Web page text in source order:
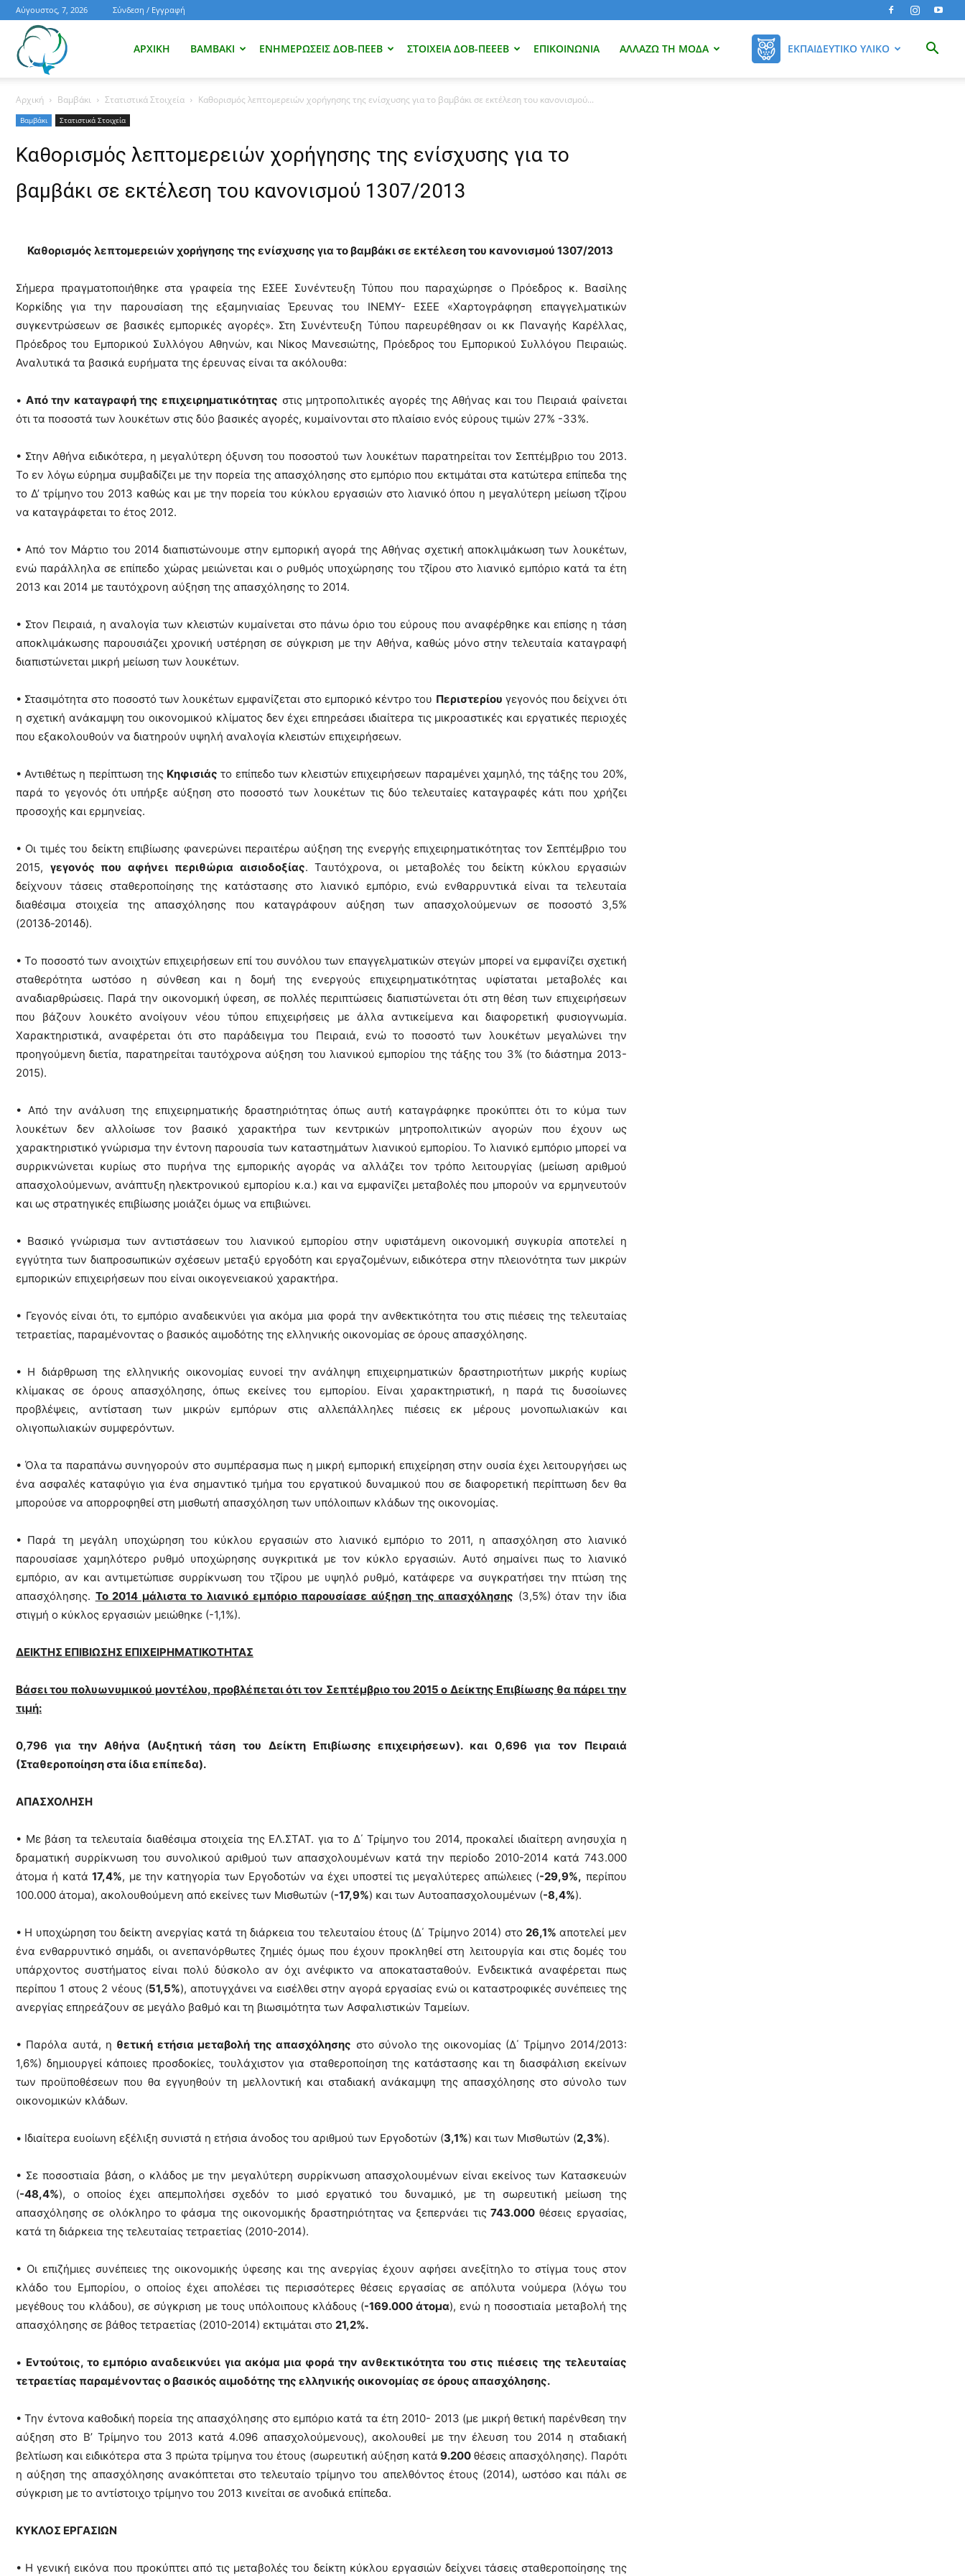
Αύγουστος, 7, 2026 Σύνδεση / Εγγραφή
για
το
νέα
το
ελληνικό
βαμβάκι.
ΑΡΧΙΚΉ ΒΑΜΒΆΚΙ ΕΝΗΜΕΡΏΣΕΙΣ ΔΟΒ-ΠΕΕΒ ΣΤΟΙΧΕΊΑ ΔΟΒ-ΠΕΕΕΒ ΕΠΙΚΟΙΝΩΝΊΑ ΑΛΛΆΖΩ ΤΗ ΜΌΔΑ ΕΚΠΑΙΔΕΥΤΙΚΌ ΥΛΙΚΌ
Αρχική Βαμβάκι Στατιστικά Στοιχεία Καθορισμός λεπτομερειών χορήγησης της ενίσχυσης για το βαμβάκι σε εκτέλεση του κανονισμού...
Βαμβάκι Στατιστικά Στοιχεία
Καθορισμός λεπτομερειών χορήγησης της ενίσχυσης για το
βαμβάκι σε εκτέλεση του κανονισμού 1307/2013
Καθορισμός λεπτομερειών χορήγησης της ενίσχυσης για το βαμβάκι σε εκτέλεση του κανονισμού 1307/2013
Σήμερα πραγματοποιήθηκε στα γραφεία της ΕΣΕΕ Συνέντευξη Τύπου που παραχώρησε ο Πρόεδρος κ. Βασίλης
Κορκίδης για την παρουσίαση της εξαμηνιαίας Έρευνας του ΙΝΕΜΥ- ΕΣΕΕ «Χαρτογράφηση επαγγελματικών
συγκεντρώσεων σε βασικές εμπορικές αγορές». Στη Συνέντευξη Τύπου παρευρέθησαν οι κκ Παναγής Καρέλλας,
Πρόεδρος του Εμπορικού Συλλόγου Αθηνών, και Νίκος Μανεσιώτης, Πρόεδρος του Εμπορικού Συλλόγου Πειραιώς.
Αναλυτικά τα βασικά ευρήματα της έρευνας είναι τα ακόλουθα:
• Από την καταγραφή της επιχειρηματικότητας στις μητροπολιτικές αγορές της Αθήνας και του Πειραιά φαίνεται
ότι τα ποσοστά των λουκέτων στις δύο βασικές αγορές, κυμαίνονται στο πλαίσιο ενός εύρους τιμών 27% -33%.
• Στην Αθήνα ειδικότερα, η μεγαλύτερη όξυνση του ποσοστού των λουκέτων παρατηρείται τον Σεπτέμβριο του 2013.
Το εν λόγω εύρημα συμβαδίζει με την πορεία της απασχόλησης στο εμπόριο που εκτιμάται στα κατώτερα επίπεδα της
το Δ’ τρίμηνο του 2013 καθώς και με την πορεία του κύκλου εργασιών στο λιανικό όπου η μεγαλύτερη μείωση τζίρου
να καταγράφεται το έτος 2012.
• Από τον Μάρτιο του 2014 διαπιστώνουμε στην εμπορική αγορά της Αθήνας σχετική αποκλιμάκωση των λουκέτων,
ενώ παράλληλα σε επίπεδo χώρας μειώνεται και ο ρυθμός υποχώρησης του τζίρου στο λιανικό εμπόριο κατά τα έτη
2013 και 2014 με ταυτόχρονη αύξηση της απασχόλησης το 2014.
• Στον Πειραιά, η αναλογία των κλειστών κυμαίνεται στο πάνω όριο του εύρους που αναφέρθηκε και επίσης η τάση
αποκλιμάκωσης παρουσιάζει χρονική υστέρηση σε σύγκριση με την Αθήνα, καθώς μόνο στην τελευταία καταγραφή
διαπιστώνεται μικρή μείωση των λουκέτων.
• Στασιμότητα στο ποσοστό των λουκέτων εμφανίζεται στο εμπορικό κέντρο του Περιστερίου γεγονός που δείχνει ότι
η σχετική ανάκαμψη του οικονομικού κλίματος δεν έχει επηρεάσει ιδιαίτερα τις μικροαστικές και εργατικές περιοχές
που εξακολουθούν να διατηρούν υψηλή αναλογία κλειστών επιχειρήσεων.
• Αντιθέτως η περίπτωση της Κηφισιάς το επίπεδο των κλειστών επιχειρήσεων παραμένει χαμηλό, της τάξης του 20%,
παρά το γεγονός ότι υπήρξε αύξηση στο ποσοστό των λουκέτων τις δύο τελευταίες καταγραφές κάτι που χρήζει
προσοχής και ερμηνείας.
• Οι τιμές του δείκτη επιβίωσης φανερώνει περαιτέρω αύξηση της ενεργής επιχειρηματικότητας τον Σεπτέμβριο του
2015, γεγονός που αφήνει περιθώρια αισιοδοξίας. Ταυτόχρονα, οι μεταβολές του δείκτη κύκλου εργασιών
δείχνουν τάσεις σταθεροποίησης της κατάστασης στο λιανικό εμπόριο, ενώ ενθαρρυντικά είναι τα τελευταία
διαθέσιμα στοιχεία της απασχόλησης που καταγράφουν αύξηση των απασχολούμενων σε ποσοστό 3,5%
(2013δ-2014δ).
• Το ποσοστό των ανοιχτών επιχειρήσεων επί του συνόλου των επαγγελματικών στεγών μπορεί να εμφανίζει σχετική
σταθερότητα ωστόσο η σύνθεση και η δομή της ενεργoύς επιχειρηματικότητας υφίσταται μεταβολές και
αναδιαρθρώσεις. Παρά την οικονομική ύφεση, σε πολλές περιπτώσεις διαπιστώνεται ότι στη θέση των επιχειρήσεων
που βάζουν λουκέτο ανοίγουν νέου τύπου επιχειρήσεις με άλλα αντικείμενα και διαφορετική φυσιογνωμία.
Χαρακτηριστικά, αναφέρεται ότι στο παράδειγμα του Πειραιά, ενώ το ποσοστό των λουκέτων μεγαλώνει την
προηγούμενη διετία, παρατηρείται ταυτόχρονα αύξηση του λιανικού εμπορίου της τάξης του 3% (το διάστημα 2013-
2015).
• Από την ανάλυση της επιχειρηματικής δραστηριότητας όπως αυτή καταγράφηκε προκύπτει ότι το κύμα των
λουκέτων δεν αλλοίωσε τον βασικό χαρακτήρα των κεντρικών μητροπολιτικών αγορών που έχουν ως
χαρακτηριστικό γνώρισμα την έντονη παρουσία των καταστημάτων λιανικού εμπορίου. Το λιανικό εμπόριο μπορεί να
συρρικνώνεται κυρίως στο πυρήνα της εμπορικής αγοράς να αλλάζει τον τρόπο λειτουργίας (μείωση αριθμού
απασχολούμενων, ανάπτυξη ηλεκτρονικού εμπορίου κ.α.) και να εμφανίζει μεταβολές που μπορούν να ερμηνευτούν
και ως στρατηγικές επιβίωσης μοιάζει όμως να επιβιώνει.
• Βασικό γνώρισμα των αντιστάσεων του λιανικού εμπορίου στην υφιστάμενη οικονομική συγκυρία αποτελεί η
εγγύτητα των διαπροσωπικών σχέσεων μεταξύ εργοδότη και εργαζομένων, ειδικότερα στην πλειονότητα των μικρών
εμπορικών επιχειρήσεων που είναι οικογενειακού χαρακτήρα.
• Γεγονός είναι ότι, το εμπόριο αναδεικνύει για ακόμα μια φορά την ανθεκτικότητα του στις πιέσεις της τελευταίας
τετραετίας, παραμένοντας ο βασικός αιμοδότης της ελληνικής οικονομίας σε όρους απασχόλησης.
• Η διάρθρωση της ελληνικής οικονομίας ευνοεί την ανάληψη επιχειρηματικών δραστηριοτήτων μικρής κυρίως
κλίμακας σε όρους απασχόλησης, όπως εκείνες του εμπορίου. Είναι χαρακτηριστική, η παρά τις δυσοίωνες
προβλέψεις, αντίσταση των μικρών εμπόρων στις αλλεπάλληλες πιέσεις εκ μέρους μονοπωλιακών και
ολιγοπωλιακών συμφερόντων.
• Όλα τα παραπάνω συνηγορούν στο συμπέρασμα πως η μικρή εμπορική επιχείρηση στην ουσία έχει λειτουργήσει ως
ένα ασφαλές καταφύγιο για ένα σημαντικό τμήμα του εργατικού δυναμικού που σε διαφορετική περίπτωση δεν θα
μπορούσε να απορροφηθεί στη μισθωτή απασχόληση των υπόλοιπων κλάδων της οικονομίας.
• Παρά τη μεγάλη υποχώρηση του κύκλου εργασιών στο λιανικό εμπόριο το 2011, η απασχόληση στο λιανικό
παρουσίασε χαμηλότερο ρυθμό υποχώρησης συγκριτικά με τον κύκλο εργασιών. Αυτό σημαίνει πως το λιανικό
εμπόριο, αν και αντιμετώπισε συρρίκνωση του τζίρου με υψηλό ρυθμό, κατάφερε να συγκρατήσει την πτώση της
απασχόλησης. Το 2014 μάλιστα το λιανικό εμπόριο παρουσίασε αύξηση της απασχόλησης (3,5%) όταν την ίδια
στιγμή ο κύκλος εργασιών μειώθηκε (-1,1%).
ΔΕΙΚΤΗΣ ΕΠΙΒΙΩΣΗΣ ΕΠΙΧΕΙΡΗΜΑΤΙΚΟΤΗΤΑΣ
Βάσει του πολυωνυμικού μοντέλου, προβλέπεται ότι τον Σεπτέμβριο του 2015 ο Δείκτης Επιβίωσης θα πάρει την
τιμή:
0,796 για την Αθήνα (Αυξητική τάση του Δείκτη Επιβίωσης επιχειρήσεων). και 0,696 για τον Πειραιά
(Σταθεροποίηση στα ίδια επίπεδα).
ΑΠΑΣΧΟΛΗΣΗ
• Με βάση τα τελευταία διαθέσιμα στοιχεία της ΕΛ.ΣΤΑΤ. για το Δ΄ Τρίμηνο του 2014, προκαλεί ιδιαίτερη ανησυχία η
δραματική συρρίκνωση του συνολικού αριθμού των απασχολουμένων κατά την περίοδο 2010-2014 κατά 743.000
άτομα ή κατά17,4%, με την κατηγορία των Εργοδοτών να έχει υποστεί τις μεγαλύτερες απώλειες (-29,9%, περίπου
100.000 άτομα), ακολουθούμενη από εκείνες των Μισθωτών (-17,9%) και των Αυτοαπασχολουμένων (-8,4%).
• Η υποχώρηση του δείκτη ανεργίας κατά τη διάρκεια του τελευταίου έτους (Δ΄ Τρίμηνο 2014) στο 26,1% αποτελεί μεν
ένα ενθαρρυντικό σημάδι, οι ανεπανόρθωτες ζημιές όμως που έχουν προκληθεί στη λειτουργία και στις δομές του
υπάρχοντος συστήματος είναι πολύ δύσκολο αν όχι ανέφικτο να αποκατασταθούν. Ενδεικτικά αναφέρεται πως
περίπου 1 στους 2 νέους (51,5%), αποτυγχάνει να εισέλθει στην αγορά εργασίας ενώ οι καταστροφικές συνέπειες της
ανεργίας επηρεάζουν σε μεγάλο βαθμό και τη βιωσιμότητα των Ασφαλιστικών Ταμείων.
• Παρόλα αυτά, η θετική ετήσια μεταβολή της απασχόλησης στο σύνολο της οικονομίας (Δ΄ Τρίμηνο 2014/2013:
1,6%) δημιουργεί κάποιες προσδοκίες, τουλάχιστον για σταθεροποίηση της κατάστασης και τη διασφάλιση εκείνων
των προϋποθέσεων που θα εγγυηθούν τη μελλοντική και σταδιακή ανάκαμψη της απασχόλησης στο σύνολο των
οικονομικών κλάδων.
• Ιδιαίτερα ευοίωνη εξέλιξη συνιστά η ετήσια άνοδος του αριθμού των Εργοδοτών (3,1%) και των Μισθωτών (2,3%).
• Σε ποσοστιαία βάση, ο κλάδος με την μεγαλύτερη συρρίκνωση απασχολουμένων είναι εκείνος των Κατασκευών
(-48,4%), ο οποίος έχει απεμπολήσει σχεδόν το μισό εργατικό του δυναμικό, με τη σωρευτική μείωση της
απασχόλησης σε ολόκληρο το φάσμα της οικονομικής δραστηριότητας να ξεπερνάει τις743.000θέσεις εργασίας,
κατά τη διάρκεια της τελευταίας τετραετίας (2010-2014).
• Οι επιζήμιες συνέπειες της οικονομικής ύφεσης και της ανεργίας έχουν αφήσει ανεξίτηλο το στίγμα τους στον
κλάδο του Εμπορίου, ο οποίος έχει απολέσει τις περισσότερες θέσεις εργασίας σε απόλυτα νούμερα (λόγω του
μεγέθους του κλάδου), σε σύγκριση με τους υπόλοιπους κλάδους (-169.000 άτομα), ενώ η ποσοστιαία μεταβολή της
απασχόλησης σε βάθος τετραετίας (2010-2014) εκτιμάται στο 21,2%.
• Εντούτοις, το εμπόριο αναδεικνύει για ακόμα μια φορά την ανθεκτικότητα του στις πιέσεις της τελευταίας
τετραετίας παραμένοντας ο βασικός αιμοδότης της ελληνικής οικονομίας σε όρους απασχόλησης.
• Την έντονα καθοδική πορεία της απασχόλησης στο εμπόριο κατά τα έτη 2010- 2013 (με μικρή θετική παρένθεση την
αύξηση στο Β’ Τρίμηνο του 2013 κατά 4.096 απασχολούμενους), ακολουθεί με την έλευση του 2014 η σταδιακή
βελτίωση και ειδικότερα στα 3 πρώτα τρίμηνα του έτους (σωρευτική αύξηση κατά 9.200 θέσεις απασχόλησης). Παρότι
η αύξηση της απασχόλησης ανακόπτεται στο τελευταίο τρίμηνο του απελθόντος έτους (2014), ωστόσο και πάλι σε
σύγκριση με το αντίστοιχο τρίμηνο του 2013 κινείται σε ανοδικά επίπεδα.
ΚΥΚΛΟΣ ΕΡΓΑΣΙΩΝ
• Η γενική εικόνα που προκύπτει από τις μεταβολές του δείκτη κύκλου εργασιών δείχνει τάσεις σταθεροποίησης της